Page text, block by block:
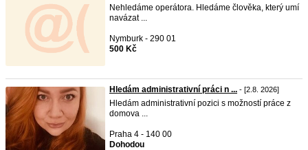
Nehledáme operátora. Hledáme člověka, který umí
navázat ...
Nymburk - 290 01
500 Kč
Hledám administrativní práci n ... - [2.8. 2026]
Hledám administrativní pozici s možností práce z
domova ...
Praha 4 - 140 00
Dohodou